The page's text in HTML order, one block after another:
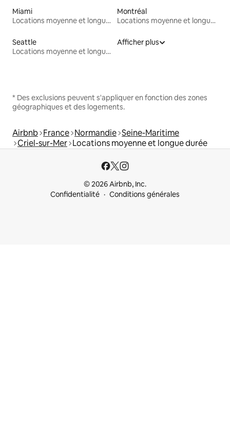
Miami
Locations moyenne et longue durée
Montréal
Locations moyenne et longue durée
Seattle
Locations moyenne et longue durée
Afficher plus
* Des exclusions peuvent s'appliquer en fonction des zones
géographiques et des logements.
Airbnb France Normandie Seine-Maritime
Criel-sur-Mer Locations moyenne et longue durée
© 2026 Airbnb, Inc.
Confidentialité
Conditions générales